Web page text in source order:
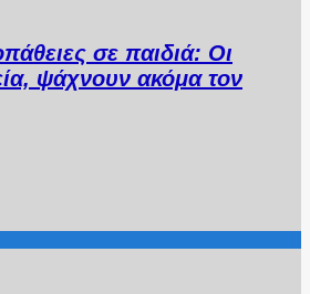
σε παιδιά: Οι
ψάχνουν ακόμα τον